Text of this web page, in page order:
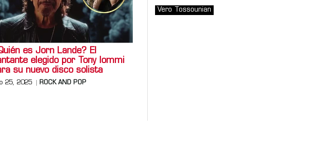
es Jorn Lande? El
elegido por Tony Iommi
su nuevo disco solista
25, 2025 ROCK AND POP
Vero Tossounian